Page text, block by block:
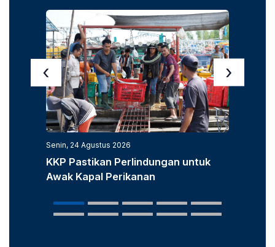
Senin, 24 Agustus 2026
KKP Pastikan Perlindungan untuk
Awak Kapal Perikanan
‹ ›